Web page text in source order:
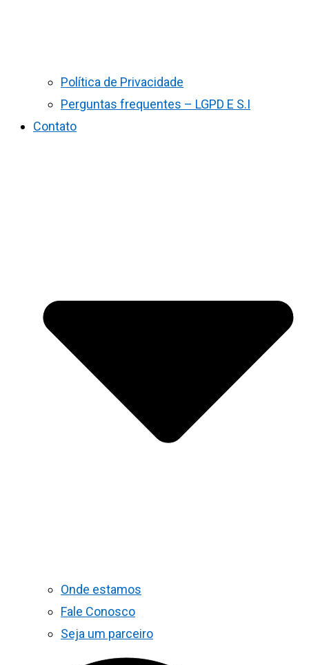
Política de Privacidade
Perguntas frequentes – LGPD E S.I
Contato
Onde estamos
Fale Conosco
Seja um parceiro